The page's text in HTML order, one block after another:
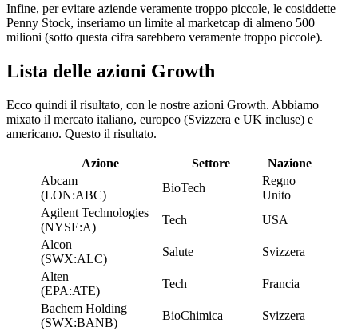
Infine, per evitare aziende veramente troppo piccole, le cosiddette
Penny Stock, inseriamo un limite al marketcap di almeno 500
milioni (sotto questa cifra sarebbero veramente troppo piccole).
Lista delle azioni Growth
Ecco quindi il risultato, con le nostre azioni Growth. Abbiamo
mixato il mercato italiano, europeo (Svizzera e UK incluse) e
americano. Questo il risultato.
Azione Settore
Nazione
Abcam
(LON:ABC)
BioTech
Regno
Unito
Agilent Technologies
(NYSE:A)
Tech
USA
Alcon
(SWX:ALC)
Salute
Svizzera
Alten
(EPA:ATE)
Tech
Francia
Bachem Holding
(SWX:BANB)
BioChimica
Svizzera